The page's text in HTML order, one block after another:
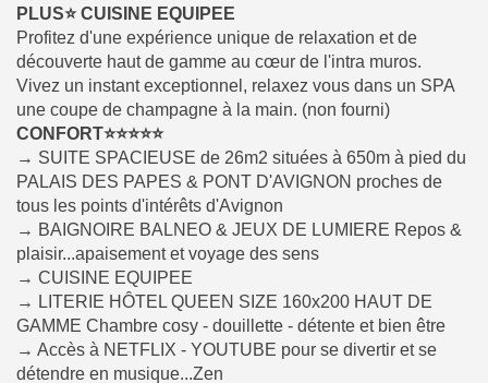
PLUS⭐ CUISINE EQUIPEE
Profitez d'une expérience unique de relaxation et de
découverte haut de gamme au cœur de l'intra muros.
Vivez un instant exceptionnel, relaxez vous dans un SPA
une coupe de champagne à la main. (non fourni)
CONFORT⭐⭐⭐⭐⭐
→ SUITE SPACIEUSE de 26m2 situées à 650m à pied du
PALAIS DES PAPES & PONT D'AVIGNON proches de
tous les points d'intérêts d'Avignon
→ BAIGNOIRE BALNEO & JEUX DE LUMIERE Repos &
plaisir...apaisement et voyage des sens
→ CUISINE EQUIPEE
→ LITERIE HÔTEL QUEEN SIZE 160x200 HAUT DE
GAMME Chambre cosy - douillette - détente et bien être
→ Accès à NETFLIX - YOUTUBE pour se divertir et se
détendre en musique...Zen